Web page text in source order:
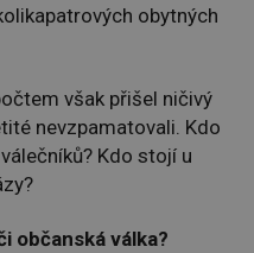
obytných
však přišel ničivý
nevzpamatovali. Kdo
Kdo stojí u
občanská válka?